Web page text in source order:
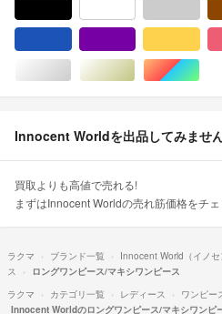
シルバー/銀色系ゴールド/金色系
マ
Innocent Worldを出品してみませ
買取よりも高値で売れる!
まずはInnocent Worldの売れ筋価格をチェ
ラクマ ブランド一覧 Innocent World（イノセ
ス
ロングワンピース/マキシワンピース
ラクマ
カテゴリ一覧 レディース ワンピー
Innocent Worldのロングワンピース/マキシワンピ